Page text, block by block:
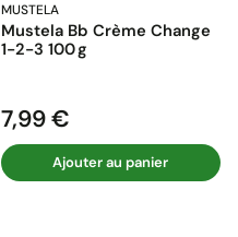
MUSTELA
Mustela Bb Crème Change
1-2-3 100 G
Prix
7,99 €
Ajouter au panier